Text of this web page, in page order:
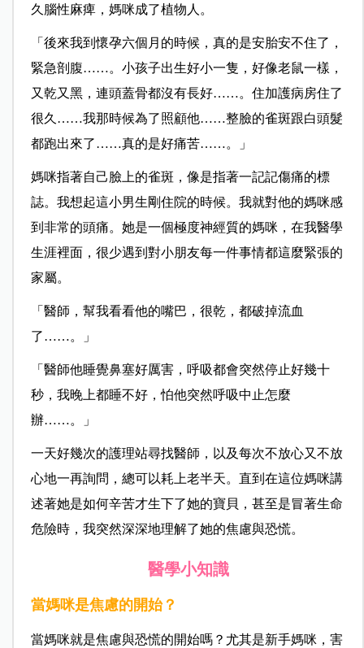
久腦性麻痺，媽咪成了植物人。
「後來我到懷孕六個月的時候，真的是安胎安不住了，
緊急剖腹……。小孩子出生好小一隻，好像老鼠一樣，
又乾又黑，連頭蓋骨都沒有長好……。住加護病房住了
很久……我那時候為了照顧他……整臉的雀斑跟白頭髮
都跑出來了……真的是好痛苦……。」
媽咪指著自己臉上的雀斑，像是指著一記記傷痛的標
誌。我想起這小男生剛住院的時候。我就對他的媽咪感
到非常的頭痛。她是一個極度神經質的媽咪，在我醫學
生涯裡面，很少遇到對小朋友每一件事情都這麼緊張的
家屬。
「醫師，幫我看看他的嘴巴，很乾，都破掉流血
了……。」
「醫師他睡覺鼻塞好厲害，呼吸都會突然停止好幾十
秒，我晚上都睡不好，怕他突然呼吸中止怎麼
辦……。」
一天好幾次的護理站尋找醫師，以及每次不放心又不放
心地一再詢問，總可以耗上老半天。直到在這位媽咪講
述著她是如何辛苦才生下了她的寶貝，甚至是冒著生命
危險時，我突然深深地理解了她的焦慮與恐慌。
醫學小知識
當媽咪是焦慮的開始？
當媽咪就是焦慮與恐慌的開始嗎？尤其是新手媽咪，害